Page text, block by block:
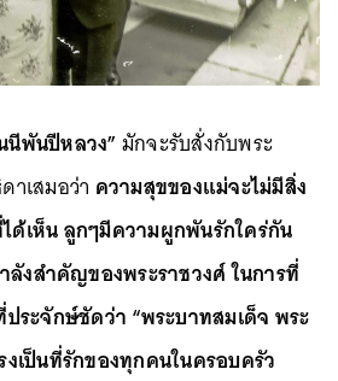
นีพันปีหลวง”มักจะรับสั่งกับพระ
าเสมอว่า ความสุขของแม่จะไม่มีสิ่ง
ด้เห็น ลูกๆมีความผูกพันรักใคร่กัน
ลังสำคัญของพระราชวงศ์ ในการที่
ประจักษ์ชัดว่า “พระบาทสมเด็จ พระ
งเป็นที่รักของทุกคนในครอบครัว